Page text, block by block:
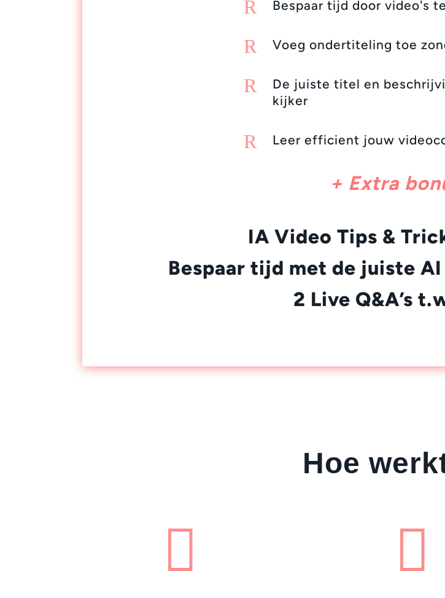
R Bespaar tijd door video's
R Voeg ondertiteling toe
R
De juiste titel en
kijker
R Leer efficient jouw
+ Extra
IA Video Tips &
Bespaar tijd met de juiste
2 Live Q&A’s
Hoe
 